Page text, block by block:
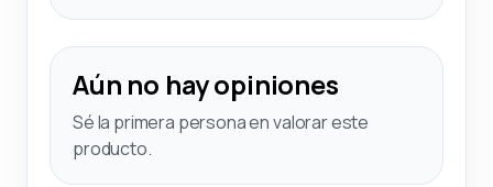
Aún no hay opiniones
Sé la primera persona en valorar este
producto.